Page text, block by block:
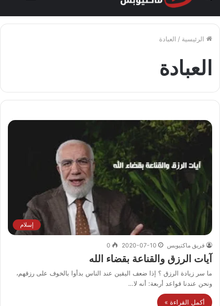
الرئيسية / العبادة
العبادة
إسلام
فريق ماكتيوبس 2020-07-10
0
آيات الرزق والقناعة بقضاء الله
ما سر زيادة الرزق ؟ إذا ضعف اليقين عند الناس بدأوا بالخوف على رزقهم،
ونحن عندنا قواعد أربعة: أنه لا…
أكمل القراءة »